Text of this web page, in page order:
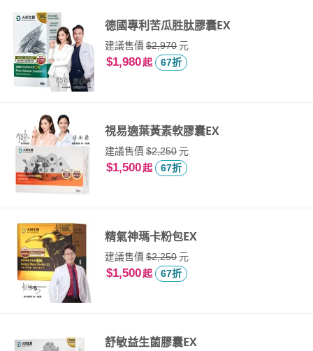
德國專利苦瓜胜肽膠囊EX
建議售價$2,970元
$1,980起 67折
視易適葉黃素軟膠囊EX
建議售價$2,250元
$1,500起 67折
精氣神瑪卡粉包EX
建議售價$2,250元
$1,500起 67折
舒敏益生菌膠囊EX